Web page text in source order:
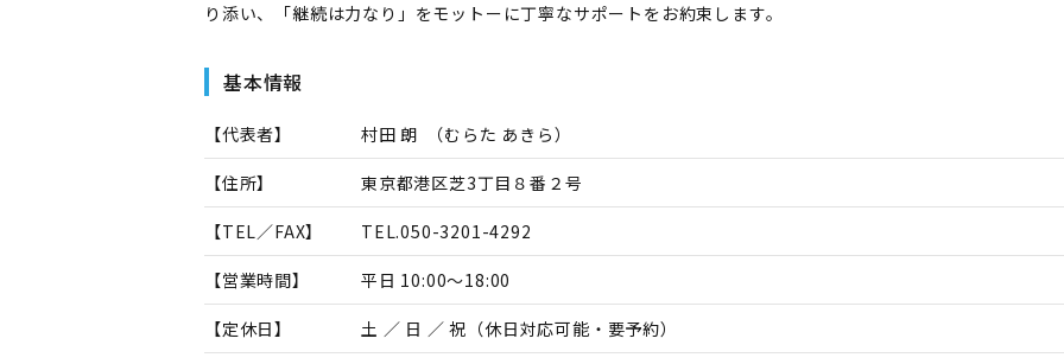
り添い、「継続は力なり」をモットーに丁寧なサポートをお約束します。
基本情報
【代表者】 村田 朗 （むらた あきら）
【住所】 東京都港区芝3丁目８番２号
【TEL／FAX】 TEL.050-3201-4292
【営業時間】 平日 10:00～18:00
【定休日】 土 ／ 日 ／ 祝（休日対応可能・要予約）